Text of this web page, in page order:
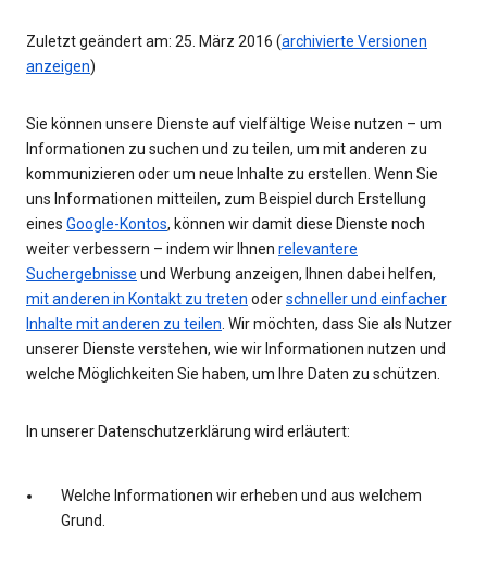
Zuletzt geändert am: 25. März 2016 (archivierte Versionen
anzeigen)
Sie können unsere Dienste auf vielfältige Weise nutzen – um
Informationen zu suchen und zu teilen, um mit anderen zu
kommunizieren oder um neue Inhalte zu erstellen. Wenn Sie
uns Informationen mitteilen, zum Beispiel durch Erstellung
eines Google-Kontos, können wir damit diese Dienste noch
weiter verbessern – indem wir Ihnen relevantere
Suchergebnisse und Werbung anzeigen, Ihnen dabei helfen,
mit anderen in Kontakt zu treten oderschneller und einfacher
Inhalte mit anderen zu teilen. Wir möchten, dass Sie als Nutzer
unserer Dienste verstehen, wie wir Informationen nutzen und
welche Möglichkeiten Sie haben, um Ihre Daten zu schützen.
In unserer Datenschutzerklärung wird erläutert:
Welche Informationen wir erheben und aus welchem
Grund.